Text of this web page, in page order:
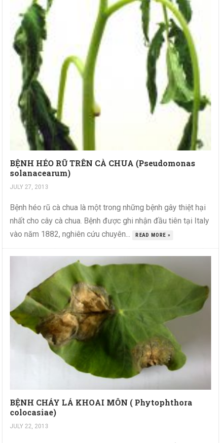
BỆNH HÉO RŨ TRÊN CÀ CHUA (Pseudomonas
solanacearum)
JULY 27, 2013
Bệnh héo rũ cà chua là một trong những bệnh gây thiệt hại
nhất cho cây cà chua. Bệnh được ghi nhận đầu tiên tại Italy
vào năm 1882, nghiên cứu chuyên...
READ MORE »
BỆNH CHÁY LÁ KHOAI MÔN ( Phytophthora
colocasiae)
JULY 22, 2013